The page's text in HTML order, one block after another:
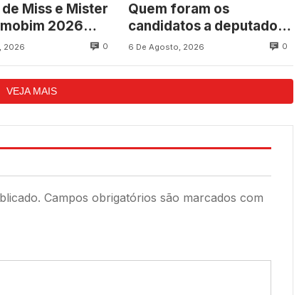
de Miss e Mister
2026
neste sábado,
do município
2026 0
Quem foram os
candidatos a deputado
federal mais votados em
eleições de 2022?
6 De Agosto, 2026 0
VEJA MAIS
Campos obrigatórios são marcados com